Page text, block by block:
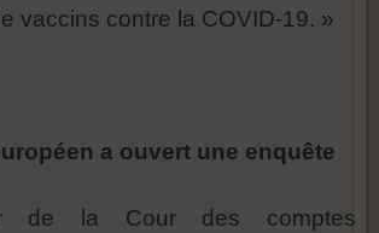
vaccins contre la COVID-19. »
a ouvert une enquête
de la Cour des comptes